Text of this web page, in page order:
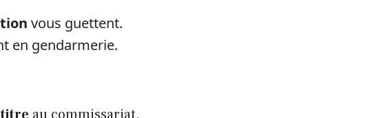
vous guettent.
en gendarmerie.